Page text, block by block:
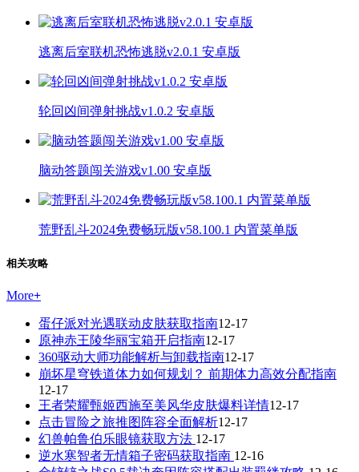
逃离后室联机恐怖逃脱v2.0.1 安卓版
轮回凶间弹射挑战v1.0.2 安卓版
脑动答题闯关游戏v1.00 安卓版
荒野乱斗2024免费畅玩版v58.100.1 内置菜单版
相关攻略
More+
蛋仔派对光遇联动皮肤获取指南12-17
原神赤王陵华丽宝箱开启指南12-17
360驱动大师功能解析与卸载指南12-17
崩坏星穹铁道体力如何规划？ 前期体力高效分配指南
12-17
王者荣耀甄姬西施至美风华皮肤爆料详情12-17
点击冒险之旅推图阵容全面解析12-17
幻兽帕鲁伯乐眼镜获取方法 12-17
逆水寒智者无情箱子密码获取指南 12-16